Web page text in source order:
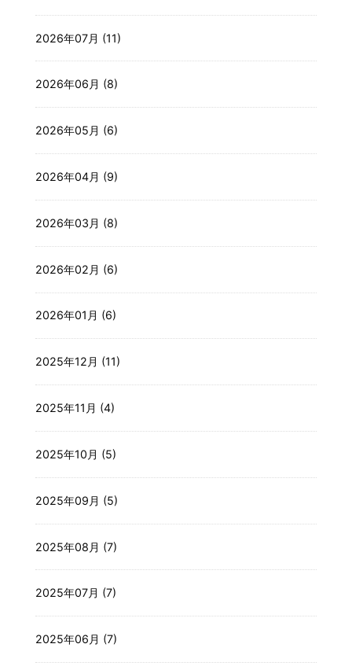
2026年07月 (11)
2026年06月 (8)
2026年05月 (6)
2026年04月 (9)
2026年03月 (8)
2026年02月 (6)
2026年01月 (6)
2025年12月 (11)
2025年11月 (4)
2025年10月 (5)
2025年09月 (5)
2025年08月 (7)
2025年07月 (7)
2025年06月 (7)